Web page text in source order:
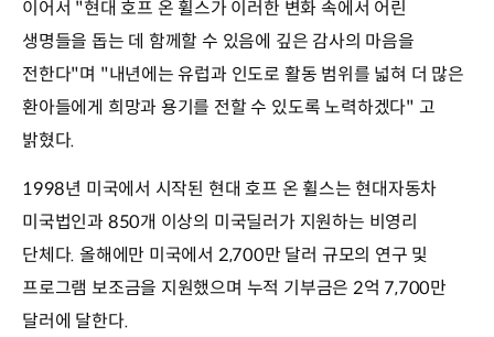
이어서 "현대 호프 온 휠스가 이러한 변화 속에서 어린
생명들을 돕는 데 함께할 수 있음에 깊은 감사의 마음을
전한다"며 "내년에는 유럽과 인도로 활동 범위를 넓혀 더 많은
환아들에게 희망과 용기를 전할 수 있도록 노력하겠다" 고
밝혔다.
1998년 미국에서 시작된 현대 호프 온 휠스는 현대자동차
미국법인과 850개 이상의 미국딜러가 지원하는 비영리
단체다. 올해에만 미국에서 2,700만 달러 규모의 연구 및
프로그램 보조금을 지원했으며 누적 기부금은 2억 7,700만
달러에 달한다.